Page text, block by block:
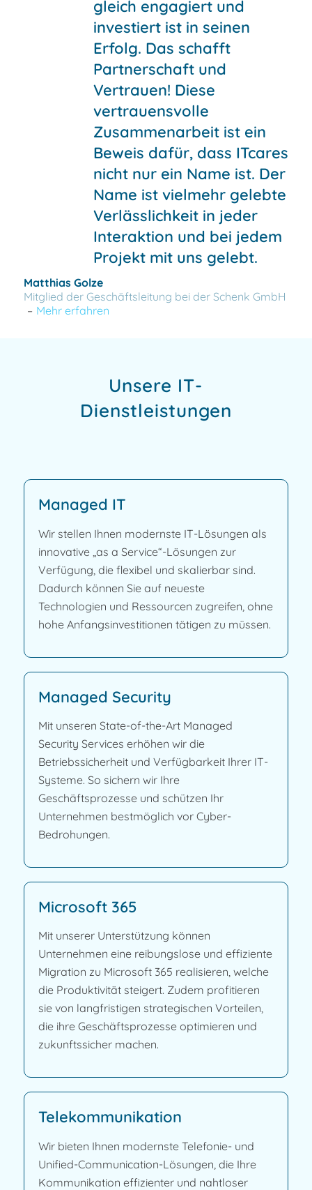
gleich engagiert und
investiert ist in seinen
Erfolg. Das schafft
Partnerschaft und
Vertrauen! Diese
vertrauensvolle
Zusammenarbeit ist ein
Beweis dafür, dass ITcares
nicht nur ein Name ist. Der
Name ist vielmehr gelebte
Verlässlichkeit in jeder
Interaktion und bei jedem
Projekt mit uns gelebt.
Matthias Golze
Mitglied der Geschäftsleitung bei der Schenk GmbH
– Mehr erfahren
Unsere IT-
Dienstleistungen
Managed IT
Wir stellen Ihnen modernste IT-Lösungen als
innovative „as a Service“-Lösungen zur
Verfügung, die flexibel und skalierbar sind.
Dadurch können Sie auf neueste
Technologien und Ressourcen zugreifen, ohne
hohe Anfangsinvestitionen tätigen zu müssen.
Managed Security
Mit unseren State-of-the-Art Managed
Security Services erhöhen wir die
Betriebssicherheit und Verfügbarkeit Ihrer IT-
Systeme. So sichern wir Ihre
Geschäftsprozesse und schützen Ihr
Unternehmen bestmöglich vor Cyber-
Bedrohungen.
Microsoft 365
Mit unserer Unterstützung können
Unternehmen eine reibungslose und effiziente
Migration zu Microsoft 365 realisieren, welche
die Produktivität steigert. Zudem profitieren
sie von langfristigen strategischen Vorteilen,
die ihre Geschäftsprozesse optimieren und
zukunftssicher machen.
Telekommunikation
Wir bieten Ihnen modernste Telefonie- und
Unified-Communication-Lösungen, die Ihre
Kommunikation effizienter und nahtloser